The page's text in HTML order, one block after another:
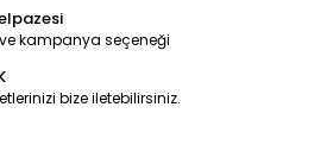
kampanya seçeneği
bize iletebilirsiniz.